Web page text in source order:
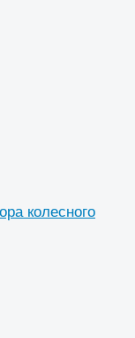
колесного